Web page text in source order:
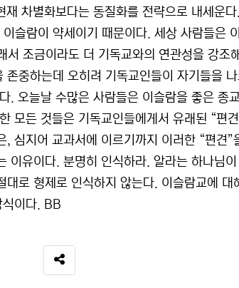
차별화보다는 동질화를 전략으로 내세운
슬람이 약세이기 때문이다. 세상 사람들은
조금이라도 더 기독교와의 연관성을 강조
중하는데 오히려 기독교인들이 자기들을
. 오늘날 수많은 사람들은 이슬람을 좋은 종
모든 것들은 기독교인들에게서 유래된 “편
심지어 교과서에 이르기까지 이러한 “편견”
이유이다. 분명히 인식하라. 알라는 하나님
로 형제로 인식하지 않는다. 이슬람교에 대
식이다. BB
SNS 공유